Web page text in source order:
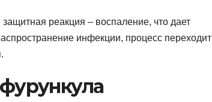
реакция – воспаление, что дает
инфекции, процесс переходит